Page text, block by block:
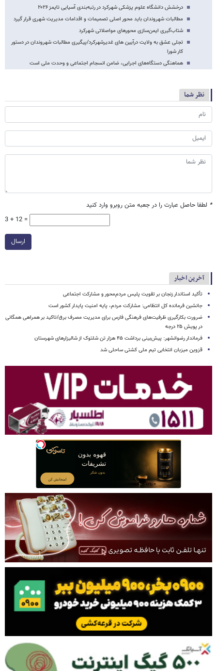
درخشش دانشگاه علوم پزشکی شهرکرد در رتبه‌بندی آسیایی تایمز ۲۰۲۶
مطالبات شهروندان باید محور اصلی تصمیمات و اقدامات مدیریت شهری قرار گیرد
شتاب‌گیری ایمن‌سازی محورهای مواصلاتی شهرکرد
تجلی عشق به ولایت درآیین های غدیرشهرکرد/پیگیری مطالبات شهروندان در دستور
کار شورا
هماهنگی دستگاه‌های اجرایی، ضامن انسجام اجتماعی و وحدت ملی است
نظر شما
* لطفا حاصل عبارت را در جعبه متن روبرو وارد کنید
3 + 12 =
ارسال
آخرین اخبار
تأکید استاندار زنجان بر تقویت پلیس مردم‌محور و مشارکت اجتماعی
جانشین فرمانده کل انتظامی: مشارکت مردم، پایه امنیت پایدار کشور است
ضرورت بکارگیری ظرفیت‌های فرهنگی فارس برای مدیریت مصرف برق/تاکید بر همراهی همگانی
در پویش ۲۵ درجه
فرماندار رضوانشهر: پیش‌بینی برداشت ۴۵ هزار تن شلتوک از شالیزارهای شهرستان
قزوین میزبان انتخابی تیم ملی کشتی ساحلی شد